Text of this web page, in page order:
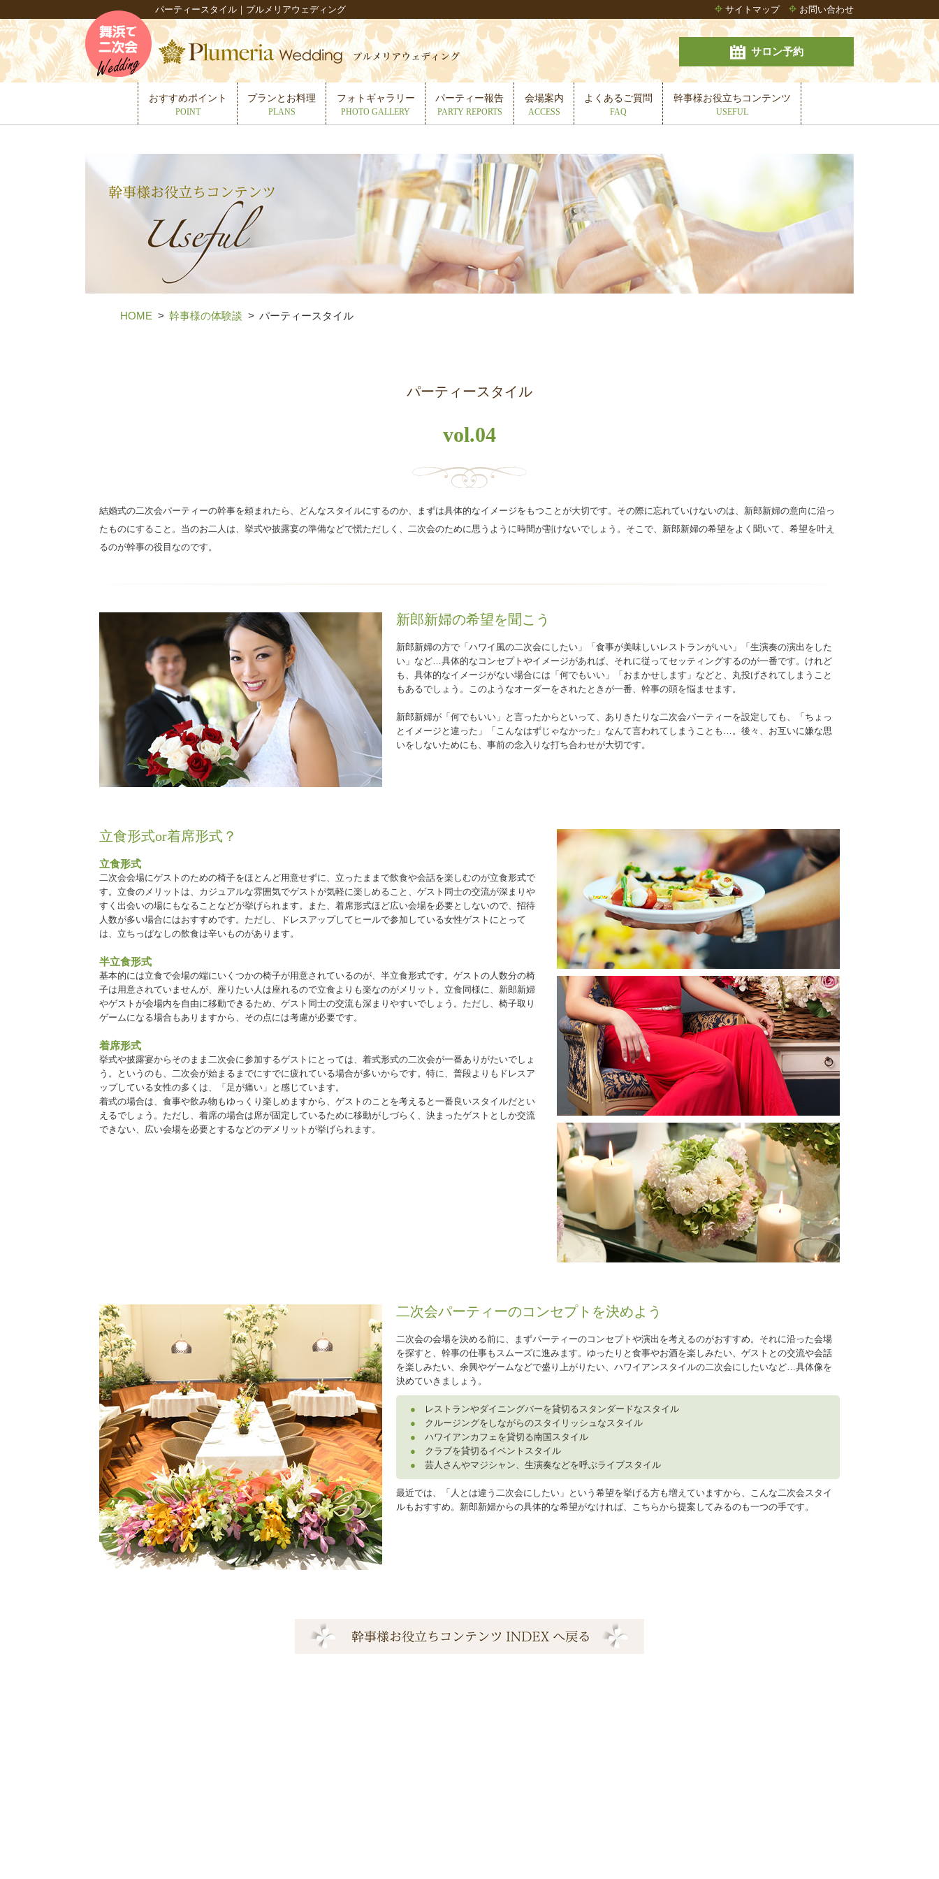
パーティースタイル｜プルメリアウェディング サイトマップ お問い合わせ
サロン予約
おすすめポイント
POINT
プランとお料理
PLANS
フォトギャラリー
PHOTO GALLERY
パーティー報告
PARTY REPORTS
会場案内
ACCESS
よくあるご質問
FAQ
幹事様お役立ちコンテンツ
USEFUL
HOME 幹事様の体験談 パーティースタイル
パーティースタイル
vol.04
結婚式の二次会パーティーの幹事を頼まれたら、どんなスタイルにするのか、まずは具体的なイメージをもつことが大切です。その際に忘れていけないのは、新郎新婦の意向に沿っ
たものにすること。当のお二人は、挙式や披露宴の準備などで慌ただしく、二次会のために思うように時間が割けないでしょう。そこで、新郎新婦の希望をよく聞いて、希望を叶え
るのが幹事の役目なのです。
新郎新婦の希望を聞こう
新郎新婦の方で「ハワイ風の二次会にしたい」「食事が美味しいレストランがいい」「生演奏の演出をした
い」など…具体的なコンセプトやイメージがあれば、それに従ってセッティングするのが一番です。けれど
も、具体的なイメージがない場合には「何でもいい」「おまかせします」などと、丸投げされてしまうこと
もあるでしょう。このようなオーダーをされたときが一番、幹事の頭を悩ませます。
新郎新婦が「何でもいい」と言ったからといって、ありきたりな二次会パーティーを設定しても、「ちょっ
とイメージと違った」「こんなはずじゃなかった」なんて言われてしまうことも…。後々、お互いに嫌な思
いをしないためにも、事前の念入りな打ち合わせが大切です。
立食形式or着席形式？
立食形式
二次会会場にゲストのための椅子をほとんど用意せずに、立ったままで飲食や会話を楽しむのが立食形式で
す。立食のメリットは、カジュアルな雰囲気でゲストが気軽に楽しめること、ゲスト同士の交流が深まりや
すく出会いの場にもなることなどが挙げられます。また、着席形式ほど広い会場を必要としないので、招待
人数が多い場合にはおすすめです。ただし、ドレスアップしてヒールで参加している女性ゲストにとって
は、立ちっぱなしの飲食は辛いものがあります。
半立食形式
基本的には立食で会場の端にいくつかの椅子が用意されているのが、半立食形式です。ゲストの人数分の椅
子は用意されていませんが、座りたい人は座れるので立食よりも楽なのがメリット。立食同様に、新郎新婦
やゲストが会場内を自由に移動できるため、ゲスト同士の交流も深まりやすいでしょう。ただし、椅子取り
ゲームになる場合もありますから、その点には考慮が必要です。
着席形式
挙式や披露宴からそのまま二次会に参加するゲストにとっては、着式形式の二次会が一番ありがたいでしょ
う。というのも、二次会が始まるまでにすでに疲れている場合が多いからです。特に、普段よりもドレスア
ップしている女性の多くは、「足が痛い」と感じています。
着式の場合は、食事や飲み物もゆっくり楽しめますから、ゲストのことを考えると一番良いスタイルだとい
えるでしょう。ただし、着席の場合は席が固定しているために移動がしづらく、決まったゲストとしか交流
できない、広い会場を必要とするなどのデメリットが挙げられます。
二次会パーティーのコンセプトを決めよう
二次会の会場を決める前に、まずパーティーのコンセプトや演出を考えるのがおすすめ。それに沿った会場
を探すと、幹事の仕事もスムーズに進みます。ゆったりと食事やお酒を楽しみたい、ゲストとの交流や会話
を楽しみたい、余興やゲームなどで盛り上がりたい、ハワイアンスタイルの二次会にしたいなど…具体像を
決めていきましょう。
● レストランやダイニングバーを貸切るスタンダードなスタイル
● クルージングをしながらのスタイリッシュなスタイル
● ハワイアンカフェを貸切る南国スタイル
● クラブを貸切るイベントスタイル
● 芸人さんやマジシャン、生演奏などを呼ぶライブスタイル
最近では、「人とは違う二次会にしたい」という希望を挙げる方も増えていますから、こんな二次会スタイ
ルもおすすめ。新郎新婦からの具体的な希望がなければ、こちらから提案してみるのも一つの手です。